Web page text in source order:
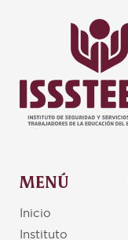
MENÚ
Inicio
Instituto